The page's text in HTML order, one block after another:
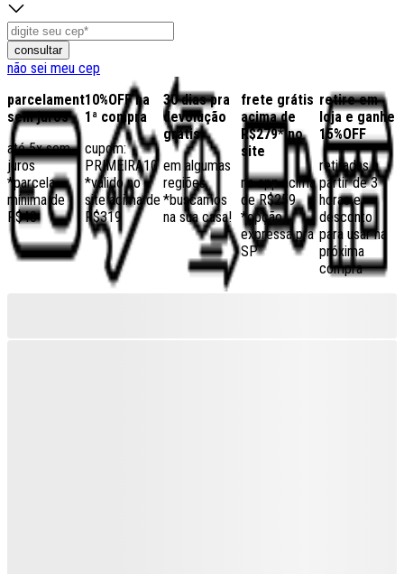
consultar
não sei meu cep
parcelamento
sem juros
até 5x sem
juros
*parcela
mínima de
R$40
10%OFF na
1ª compra
cupom:
PRIMEIRA10
*válido no
site acima de
R$319
30 dias pra
devolução
grátis
em algumas
regiões,
*buscamos
na sua casa!
frete grátis
acima de
R$279* no
site
no app acima
de R$259
*opção
expressa pra
SP
retire em
loja e ganhe
15%OFF
retiradas a
partir de 3
horas e
desconto
para usar na
próxima
compra